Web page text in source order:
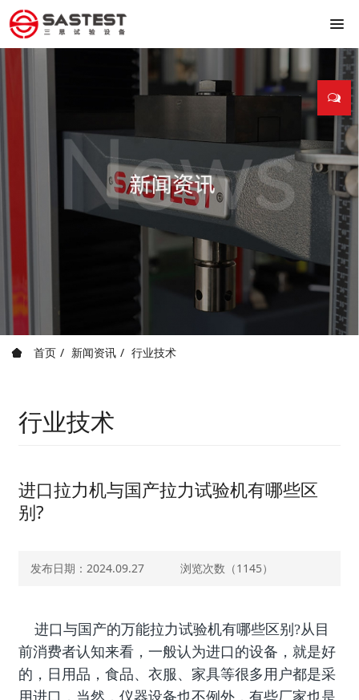
首页 新闻资讯 行业技术
行业技术
进口拉力机与国产拉力试验机有哪些区
别?
发布日期：2024.09.27 浏览次数（1145）
进口与国产的万能拉力试验机有哪些区别?从目
前消费者认知来看，一般认为进口的设备，就是好
的，日用品，食品、衣服、家具等很多用户都是采
用进口，当然，仪器设备也不例外，有些厂家也是